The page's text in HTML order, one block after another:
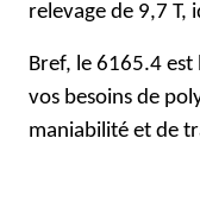
relevage de 9,7 T,
Bref, le 6165.4
vos besoins de
maniabilité et de